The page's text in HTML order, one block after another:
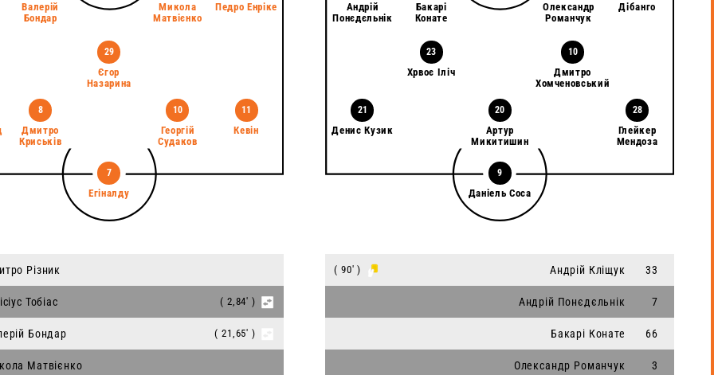
Валерій
Бондар
Микола
Матвієнко
Педро Енріке
29
Єгор
Назарина
8
Дмитро
Криськів
10
Георгій
Судаков
11
Кевін
7
Егіналду
Андрій
Понєдєльнік
Бакарі
Конате
Олександр
Романчук
Дібанго
23
Хрвоє Іліч
10
Дмитро
Хомченовський
21
Денис Кузик
20
Артур
Микитишин
28
Глейкер
Мендоза
9
Даніель Соса
Різник
Тобіас ( 2,84' )
Бондар ( 21,65' )
Матвієнко
33
Андрій Кліщук
( 90' )
7
Андрій Понєдєльнік
66
Бакарі Конате
3
Олександр Романчук